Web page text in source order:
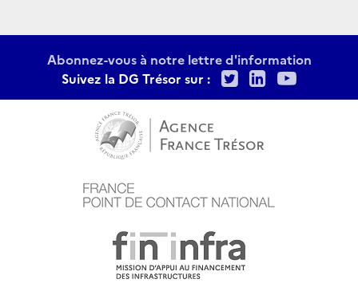
Abonnez-vous à notre lettre d'information
Suivez la DG Trésor sur :
TwitterLinkedIn